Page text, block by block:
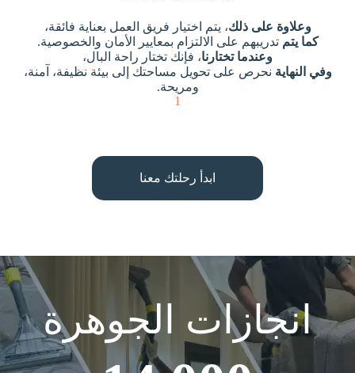
وعلاوة على ذلك، يتم اختيار فريق العمل بعناية فائقة،
كما يتم تدريبهم على الالتزام بمعايير الأمان والخصوصية.
وعندما تختارنا، فإنك تختار راحة البال،
وفي النهاية نحرص على تحويل مساحتك إلى بيئة نظيفة، آمنة،
ومريحة.
1
ابدأ رحلتك معنا
انجازات الجوهرة